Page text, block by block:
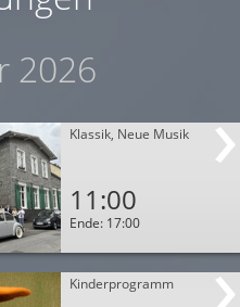
2026
Klassik, Neue Musik
11:00
Ende: 17:00
Kinderprogramm